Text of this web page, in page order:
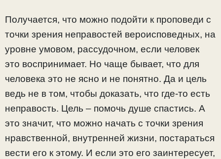
Получается, что можно подойти к проповеди с
точки зрения неправостей вероисповедных, на
уровне умовом, рассудочном, если человек
это воспринимает. Но чаще бывает, что для
человека это не ясно и не понятно. Да и цель
ведь не в том, чтобы доказать, что где-то есть
неправость. Цель – помочь душе спастись. А
это значит, что можно начать с точки зрения
нравственной, внутренней жизни, постараться
вести его к этому. И если это его заинтересует,